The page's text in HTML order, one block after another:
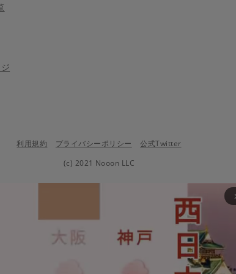
利用規約 プライバシーポリシー
公式Twitter
(c) 2021 Nooon LLC